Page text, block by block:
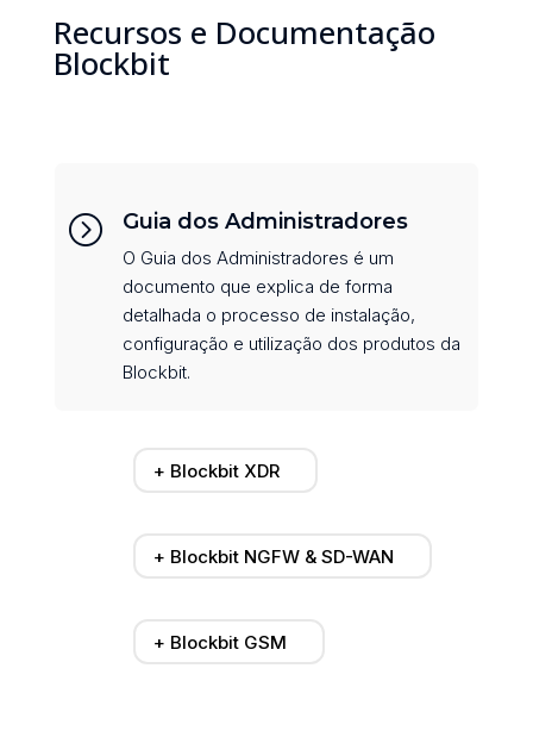
Recursos e Documentação
Blockbit
= Guia dos Administradores
O Guia dos Administradores é um
documento que explica de forma
detalhada o processo de instalação,
configuração e utilização dos produtos da
Blockbit.
+ Blockbit XDR
+ Blockbit NGFW & SD-WAN
+ Blockbit GSM